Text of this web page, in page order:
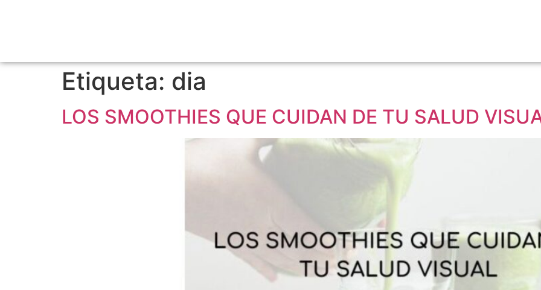
Etiqueta: dia
LOS SMOOTHIES QUE CUIDAN DE TU SALUD